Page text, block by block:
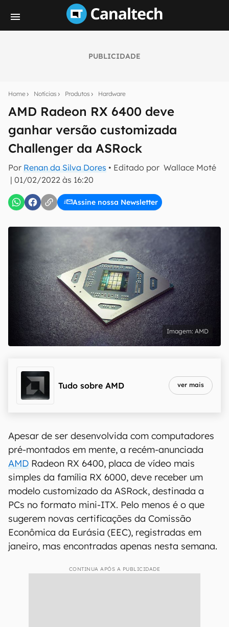
PUBLICIDADE
Home Notícias Produtos Hardware
AMD Radeon RX 6400 deve
ganhar versão customizada
Challenger da ASRock
Por Renan da Silva Dores • Editado por Wallace Moté
| 01/02/2022 às 16:20
Assine nossa Newsletter
notícias e reviews sobre tecnologia em primeira
mão.
E-mail
inscreva-se
Confirmo que li, aceito e concordo com os Termos de
Uso e Política de Privacidade do Canaltech.
AMD
Tudo sobre AMD ver mais
Apesar de ser desenvolvida com computadores
pré-montados em mente, a recém-anunciada
AMD Radeon RX 6400, placa de vídeo mais
simples da família RX 6000, deve receber um
modelo customizado da ASRock, destinada a
PCs no formato mini-ITX. Pelo menos é o que
sugerem novas certificações da Comissão
Econômica da Eurásia (EEC), registradas em
janeiro, mas encontradas apenas nesta semana.
CONTINUA APÓS A PUBLICIDADE